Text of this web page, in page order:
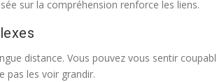
sur la compréhension renforce les liens.
distance. Vous pouvez vous sentir
pas les voir grandir.